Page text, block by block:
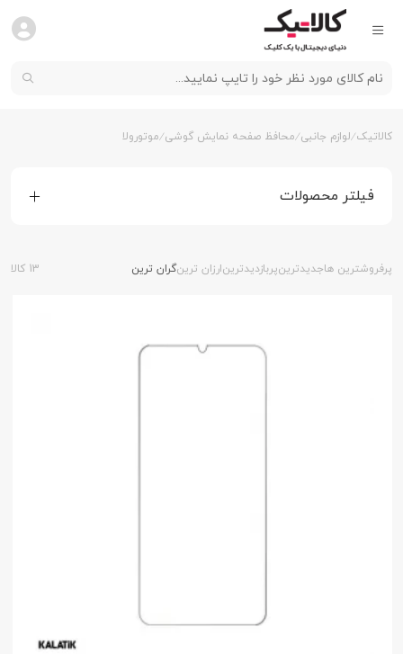
کالاتیک لوازم جانبی محافظ صفحه نمایش گوشی موتورولا
فیلتر محصولات
پرفروشترین هاجدیدترینپربازدیدترینارزان ترینگران ترین 13 کالا